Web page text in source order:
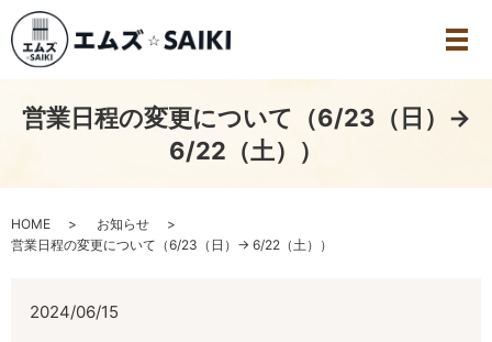
営業日程の変更について（6/23（日）→
6/22（土））
HOME
お知らせ
営業日程の変更について（6/23（日）→ 6/22（土））
2024/06/15